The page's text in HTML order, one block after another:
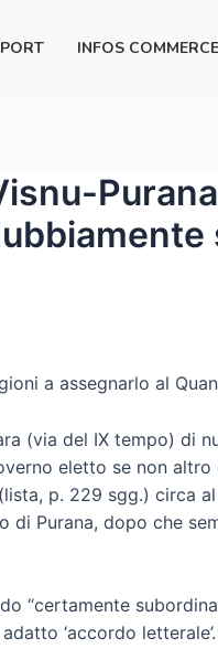
INFOS COMMERCE
a assegnarlo al
(via del IX tempo) di
eletto se non
p. 229 sgg.) circa
Purana, dopo che
“certamente
‘accordo